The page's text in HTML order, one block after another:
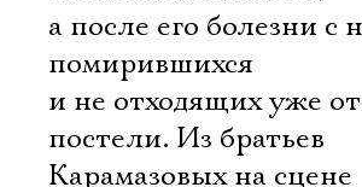
а после его болезни с
помирившихся
и не отходящих уже от
постели. Из братьев
Карамазовых на сцене